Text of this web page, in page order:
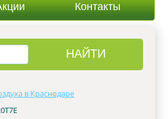
Контакты
в Краснодаре